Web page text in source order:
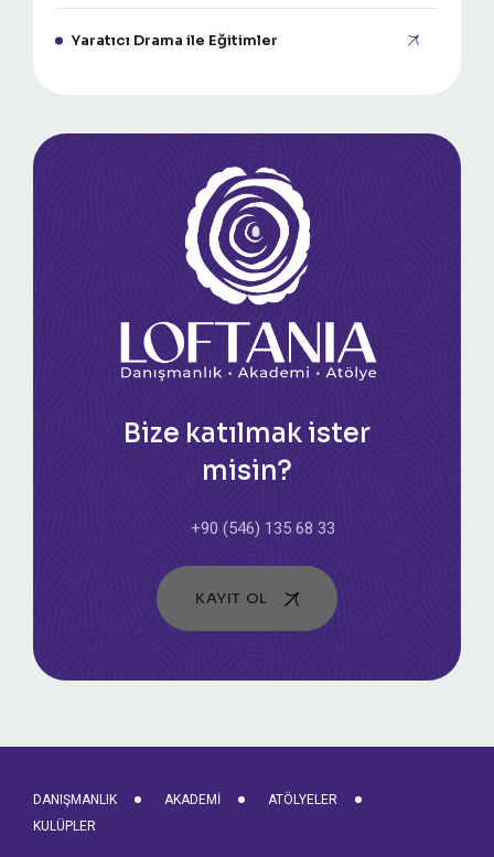
Yaratıcı Drama ile Eğitimler
Bize katılmak ister
misin?
+90 (546) 135 68 33
KAYIT OL
DANIŞMANLIK AKADEMI
ATÖLYELER
KULÜPLER